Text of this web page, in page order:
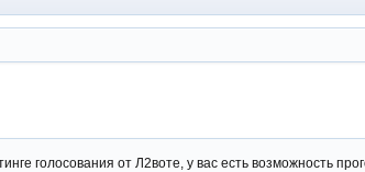
голосования от Л2воте, у вас есть возможность